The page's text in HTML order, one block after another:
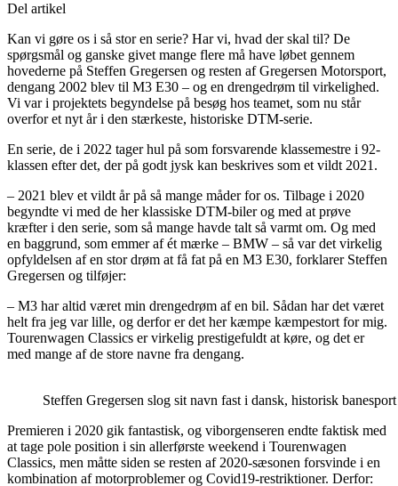
Del artikel
Kan vi gøre os i så stor en serie? Har vi, hvad der skal til? De
spørgsmål og ganske givet mange flere må have løbet gennem
hovederne på Steffen Gregersen og resten af Gregersen Motorsport,
dengang 2002 blev til M3 E30 – og en drengedrøm til virkelighed.
Vi var i projektets begyndelse på besøg hos teamet, som nu står
overfor et nyt år i den stærkeste, historiske DTM-serie.
En serie, de i 2022 tager hul på som forsvarende klassemestre i 92-
klassen efter det, der på godt jysk kan beskrives som et vildt 2021.
– 2021 blev et vildt år på så mange måder for os. Tilbage i 2020
begyndte vi med de her klassiske DTM-biler og med at prøve
kræfter i den serie, som så mange havde talt så varmt om. Og med
en baggrund, som emmer af ét mærke – BMW – så var det virkelig
opfyldelsen af en stor drøm at få fat på en M3 E30, forklarer Steffen
Gregersen og tilføjer:
– M3 har altid været min drengedrøm af en bil. Sådan har det været
helt fra jeg var lille, og derfor er det her kæmpe kæmpestort for mig.
Tourenwagen Classics er virkelig prestigefuldt at køre, og det er
med mange af de store navne fra dengang.
Steffen Gregersen slog sit navn fast i dansk, historisk
Premieren i 2020 gik fantastisk, og viborgenseren endte faktisk med
at tage pole position i sin allerførste weekend i Tourenwagen
Classics, men måtte siden se resten af 2020-sæsonen forsvinde i en
kombination af motorproblemer og Covid19-restriktioner. Derfor: